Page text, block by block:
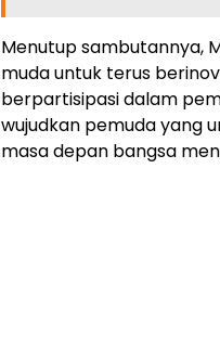
Menutup sambutannya,
muda untuk terus
berpartisipasi dalam
wujudkan pemuda yang
masa depan bangsa